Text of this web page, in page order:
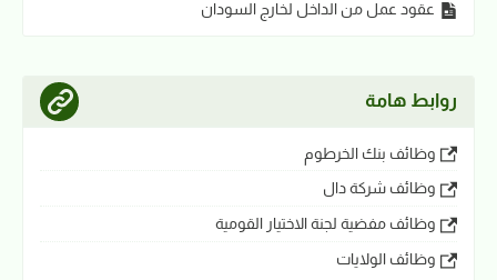
عقود عمل من الداخل لخارج السودان
روابط هامة
وظائف بنك الخرطوم
وظائف شركة دال
وظائف مفضية لجنة الاختيار القومية
وظائف الولايات